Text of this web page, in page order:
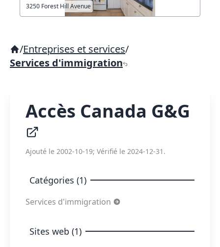
3250 Forest Hill Avenue
/Entreprises et services/
Services d'immigration
Accès Canada G&G
Ajouté le 2002-10-19; Vérifié le 2024-12-31.
Catégories (1)
Services d'immigration
Sites web (1)